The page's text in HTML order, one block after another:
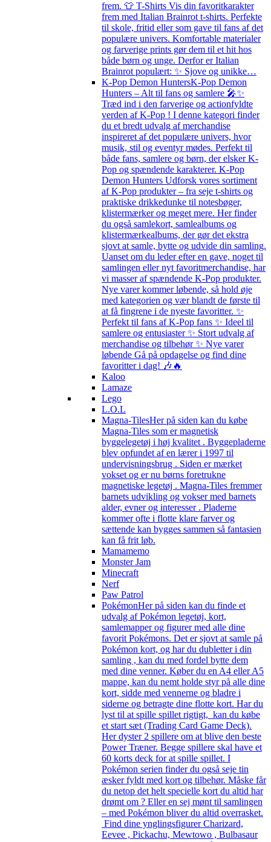
frem. 👕 T-Shirts Vis din favoritkarakter
frem med Italian Brainrot t-shirts. Perfekte
til skole, fritid eller som gave til fans af det
populære univers. Komfortable materialer
og farverige prints gør dem til et hit hos
både børn og unge. Derfor er Italian
Brainrot populært: ✨ Sjove og unikke…
K-Pop Demon HuntersK-Pop Demon
Hunters – Alt til fans og samlere 🎤✨
Træd ind i den farverige og actionfyldte
verden af K-Pop ! I denne kategori finder
du et bredt udvalg af merchandise
inspireret af det populære univers, hvor
musik, stil og eventyr mødes. Perfekt til
både fans, samlere og børn, der elsker K-
Pop og spændende karakterer. K-Pop
Demon Hunters Udforsk vores sortiment
af K-Pop produkter – fra seje t-shirts og
praktiske drikkedunke til notesbøger,
klistermærker og meget mere. Her finder
du også samlekort, samlealbums og
klistermærkealbums, der gør det ekstra
sjovt at samle, bytte og udvide din samling.
Uanset om du leder efter en gave, noget til
samlingen eller nyt favoritmerchandise, har
vi masser af spændende K-Pop produkter.
Nye varer kommer løbende, så hold øje
med kategorien og vær blandt de første til
at få fingrene i de nyeste favoritter. ✨
Perfekt til fans af K-Pop fans ✨ Ideel til
samlere og entusiaster ✨ Stort udvalg af
merchandise og tilbehør ✨ Nye varer
løbende Gå på opdagelse og find dine
favoritter i dag! 🎶🔥
Kaloo
Lamaze
Lego
L.O.L
Magna-TilesHer på siden kan du købe
Magna-Tiles som er magnetisk
byggelegetøj i høj kvalitet . Byggepladerne
blev opfundet af en lærer i 1997 til
undervisningsbrug . Siden er mærket
vokset og er nu børns foretrukne
magnetiske legetøj . Magna-Tiles fremmer
barnets udvikling og vokser med barnets
alder, evner og interesser . Pladerne
kommer ofte i flotte klare farver og
sættende kan bygges sammen så fantasien
kan få frit løb.
Mamamemo
Monster Jam
Minecraft
Nerf
Paw Patrol
PokémonHer på siden kan du finde et
udvalg af Pokémon legetøj, kort,
samlemapper og figurer med alle dine
favorit Pokémons. Det er sjovt at samle på
Pokémon kort, og har du dubletter i din
samling , kan du med fordel bytte dem
med dine venner. Køber du en A4 eller A5
mappe, kan du nemt holde styr på alle dine
kort, sidde med vennerne og bladre i
siderne og betragte dine flotte kort. Har du
lyst til at spille spillet rigtigt, kan du købe
et start sæt (Trading Card Game Deck).
Her dyster 2 spillere om at blive den beste
Power Træner. Begge spillere skal have et
60 korts deck for at spille spillet. I
Pokémon serien finder du også seje tin
æsker fyldt med kort og tilbehør. Måske får
du netop det helt specielle kort du altid har
drømt om ? Eller en sej mønt til samlingen
– med Pokémon bliver du altid overrasket.
Find dine ynglingsfigurer Charizard,
Eevee , Pickachu, Mewtowo , Bulbasaur